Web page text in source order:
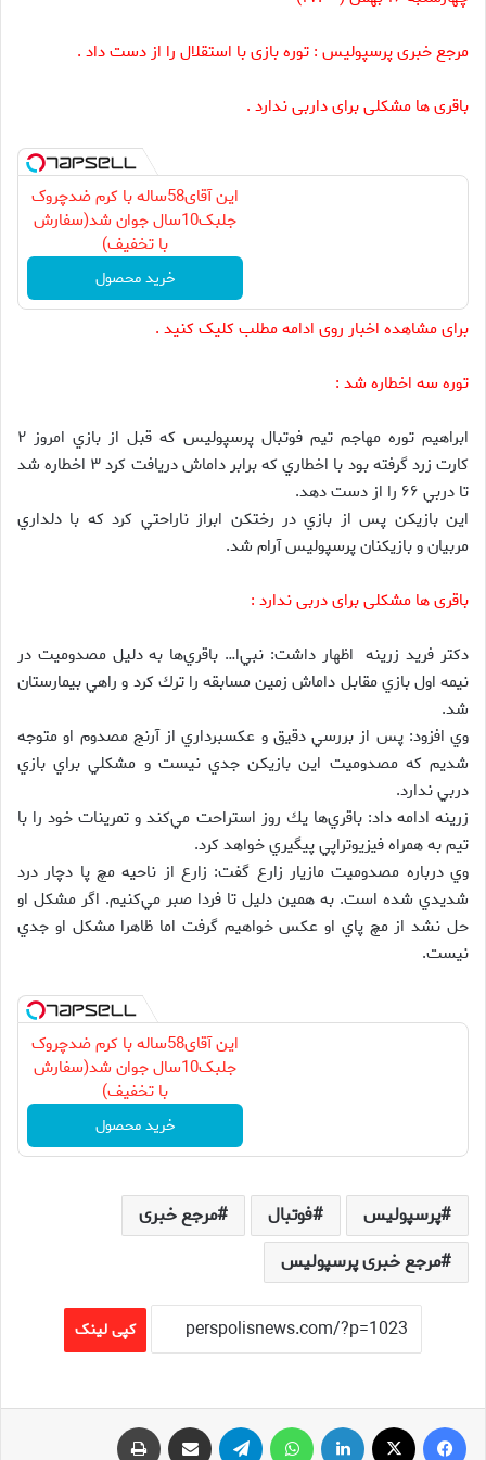
مرجع خبری پرسپولیس : توره بازی با استقلال را از دست داد .
باقری ها مشکلی برای داربی ندارد .
این آقای58ساله با کرم ضدچروک
جلبک10سال جوان شد(سفارش
با تخفیف)
خرید محصول
برای مشاهده اخبار روی ادامه مطلب کلیک کنید .
توره سه اخطاره شد :
ابراهيم توره مهاجم تيم فوتبال پرسپوليس كه قبل از بازي امروز ۲
كارت زرد گرفته بود با اخطاري كه برابر داماش دريافت كرد ۳ اخطاره شد
تا دربي ۶۶ را از دست دهد.
اين بازيكن پس از بازي در رختكن ابراز ناراحتي كرد كه با دلداري
مربيان و بازيكنان پرسپوليس آرام شد.
باقری ها مشکلی برای دربی ندارد :
دكتر فريد زرينه اظهار داشت: نبي‌ا… باقري‌ها به دليل مصدوميت در
نيمه اول بازي مقابل داماش زمين مسابقه را ترك كرد و راهي بيمارستان
شد.
وي افزود: پس از بررسي دقيق و عكسبرداري از آرنج مصدوم او متوجه
شديم كه مصدوميت اين بازيكن جدي نيست و مشكلي براي بازي
دربي ندارد.
زرينه ادامه داد:‌ باقري‌ها يك روز استراحت مي‌كند و تمرينات خود را با
تيم به همراه فيزيوتراپي پيگيري خواهد كرد.
وي درباره مصدوميت مازيار زارع گفت: زارع از ناحيه مچ پا دچار درد
شديدي شده است. به همين دليل تا فردا صبر مي‌كنيم. اگر مشكل او
حل نشد از مچ پاي او عكس خواهيم گرفت اما ظاهرا مشكل او جدي
نيست.
این آقای58ساله با کرم ضدچروک
جلبک10سال جوان شد(سفارش
با تخفیف)
خرید محصول
پرسپولیس فوتبال
مرجع خبری
مرجع خبری پرسپولیس
کپی لینک
فیس بوک لینکدین تلگرام اشتراک گذاری از طریق ایمیل